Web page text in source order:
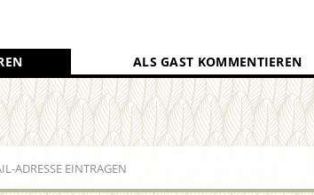
ALS GAST KOMMENTIEREN